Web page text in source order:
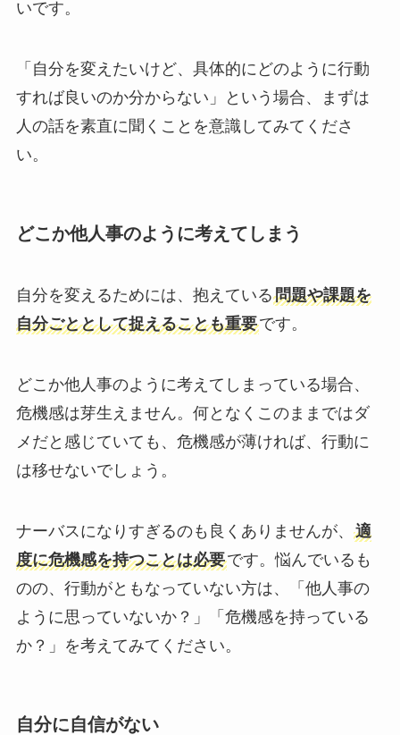
いです。
「自分を変えたいけど、具体的にどのように行動
すれば良いのか分からない」という場合、まずは
人の話を素直に聞くことを意識してみてくださ
い。
どこか他人事のように考えてしまう
自分を変えるためには、抱えている問題や課題を
自分ごととして捉えることも重要です。
どこか他人事のように考えてしまっている場合、
危機感は芽生えません。何となくこのままではダ
メだと感じていても、危機感が薄ければ、行動に
は移せないでしょう。
ナーバスになりすぎるのも良くありませんが、 適
度に危機感を持つことは必要です。悩んでいるも
のの、行動がともなっていない方は、「他人事の
ように思っていないか？」「危機感を持っている
か？」を考えてみてください。
自分に自信がない